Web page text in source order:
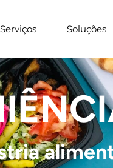
Serviços Soluções